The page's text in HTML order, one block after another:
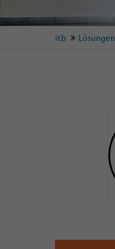
itb Lösungen